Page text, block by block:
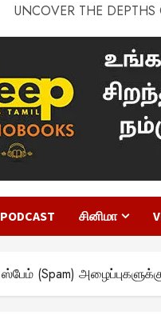
UNCOVER THE DEPTHS
PODCAST சினிமா
ஸ்பேம் (Spam)